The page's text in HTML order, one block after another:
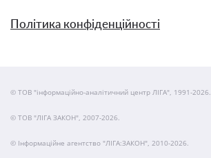
Політика конфіденційності
© ТОВ "інформаційно-аналітичний центр ЛІГА", 1991-2026.
© ТОВ "ЛІГА ЗАКОН", 2007-2026.
© Інформаційне агентство "ЛІГА:ЗАКОН", 2010-2026.